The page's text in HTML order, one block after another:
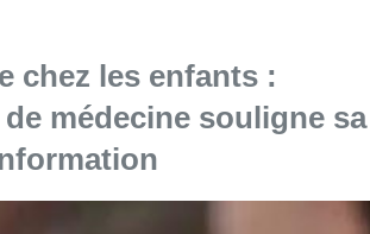
chez les enfants :
de médecine souligne sa